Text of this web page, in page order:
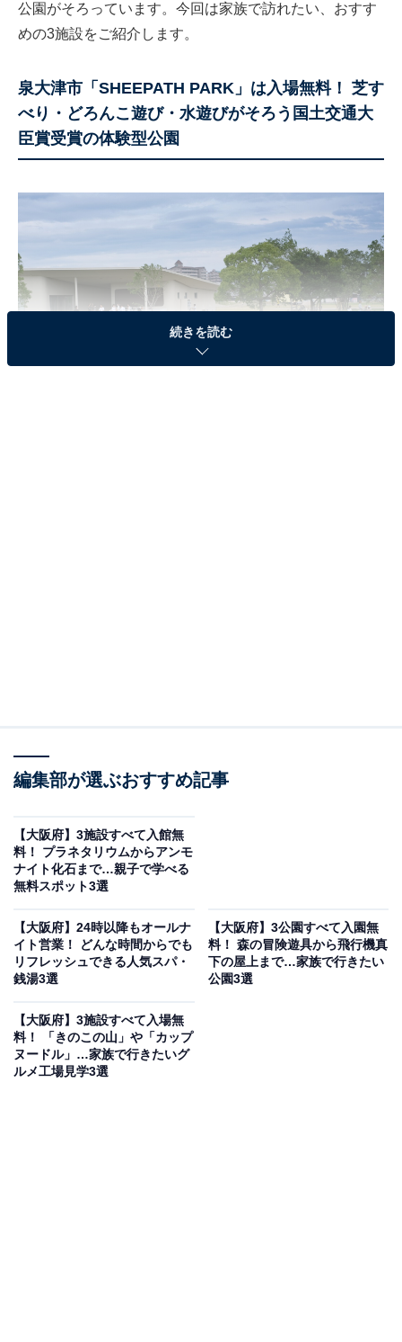
公園がそろっています。今回は家族で訪れたい、おすす
めの3施設をご紹介します。
泉大津市「SHEEPATH PARK」は入場無料！ 芝す
べり・どろんこ遊び・水遊びがそろう国土交通大
臣賞受賞の体験型公園
りる「芝すべり」、ぬかるんだ土のリング状コースで泥
遊びが体験できる「どろんこリング」、せせらぎや噴水
もたちが思いっきり体を動かせます。
半屋外広場は雨天時も多様な活動が可能。市民ガーデン
で育てた野菜を使ったキッチン付きのワークショップス
ペース、ランニング・サイクリングの拠点となるシャワ
ールーム・更衣室完備のパークセンター、レストラン
料で、南海本線「泉大津駅」から徒歩約10分とアクセス
も便利です。
続きを読む
編集部が選ぶおすすめ記事
【大阪府】3施設すべて入館無
料！ プラネタリウムからアンモ
ナイト化石まで…親子で学べる
無料スポット3選
【大阪府】24時以降もオールナ
イト営業！ どんな時間からでも
リフレッシュできる人気スパ・
銭湯3選
【大阪府】3公園すべて入園無
料！ 森の冒険遊具から飛行機真
下の屋上まで…家族で行きたい
公園3選
【大阪府】3施設すべて入場無
料！ 「きのこの山」や「カップ
ヌードル」…家族で行きたいグ
ルメ工場見学3選